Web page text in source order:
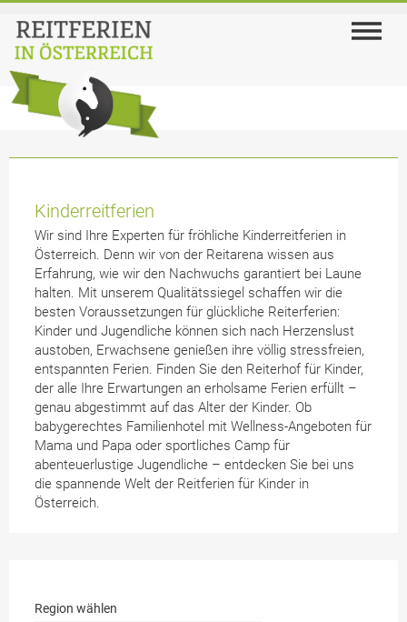
Kinderreitferien
Wir sind Ihre Experten für fröhliche Kinderreitferien in
Österreich. Denn wir von der Reitarena wissen aus
Erfahrung, wie wir den Nachwuchs garantiert bei Laune
halten. Mit unserem Qualitätssiegel schaffen wir die
besten Voraussetzungen für glückliche Reiterferien:
Kinder und Jugendliche können sich nach Herzenslust
austoben, Erwachsene genießen ihre völlig stressfreien,
entspannten Ferien. Finden Sie den Reiterhof für Kinder,
der alle Ihre Erwartungen an erholsame Ferien erfüllt –
genau abgestimmt auf das Alter der Kinder. Ob
babygerechtes Familienhotel mit Wellness-Angeboten für
Mama und Papa oder sportliches Camp für
abenteuerlustige Jugendliche – entdecken Sie bei uns
die spannende Welt der Reitferien für Kinder in
Österreich.
Region wählen